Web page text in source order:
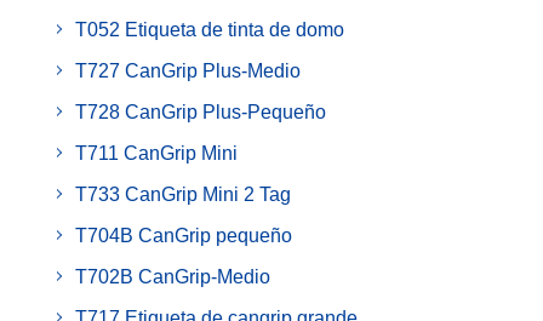
T052 Etiqueta de tinta de domo
T727 CanGrip Plus-Medio
T728 CanGrip Plus-Pequeño
T711 CanGrip Mini
T733 CanGrip Mini 2 Tag
T704B CanGrip pequeño
T702B CanGrip-Medio